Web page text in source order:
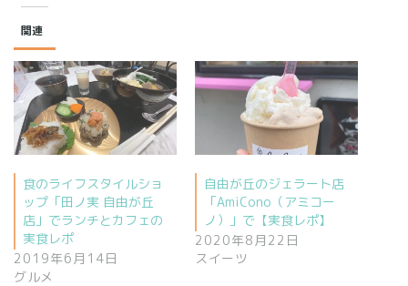
関連
食のライフスタイルショ
ップ「田ノ実 自由が丘
店」でランチとカフェの
実食レポ
2019年6月14日
グルメ
自由が丘のジェラート店
「AmiCono（アミコー
ノ）」で【実食レポ】
2020年8月22日
スイーツ